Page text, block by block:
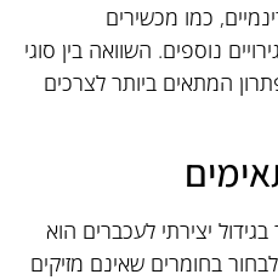
כמו מכשירים
נוספים. השוואה בין סוגי
המתאים ביותר לצרכים
יצירתי לעכברים הוא
בחומרים שאינם מזיקים